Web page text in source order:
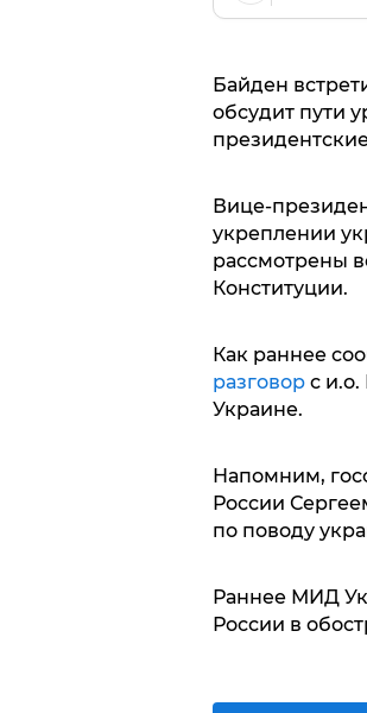
Байден
обсудит пути
Вице-
укреплении
рассмотрены
Конституции.
Как раннее
разговорс и.о.
Украине.
Напомним,
России
по поводу
Раннее МИД
России в